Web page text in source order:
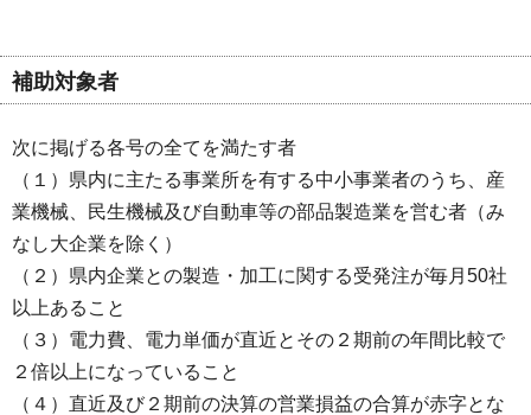
補助対象者
次に掲げる各号の全てを満たす者
（１）県内に主たる事業所を有する中小事業者のうち、産
業機械、民生機械及び自動車等の部品製造業を営む者（み
なし大企業を除く）
（２）県内企業との製造・加工に関する受発注が毎月50社
以上あること
（３）電力費、電力単価が直近とその２期前の年間比較で
２倍以上になっていること
（４）直近及び２期前の決算の営業損益の合算が赤字とな